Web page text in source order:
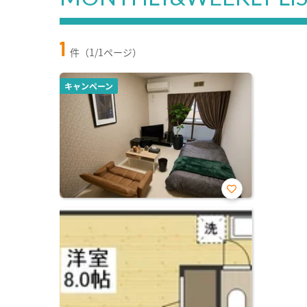
1 件（1/1ページ）
キャンペーン
お気
に入
り登
録